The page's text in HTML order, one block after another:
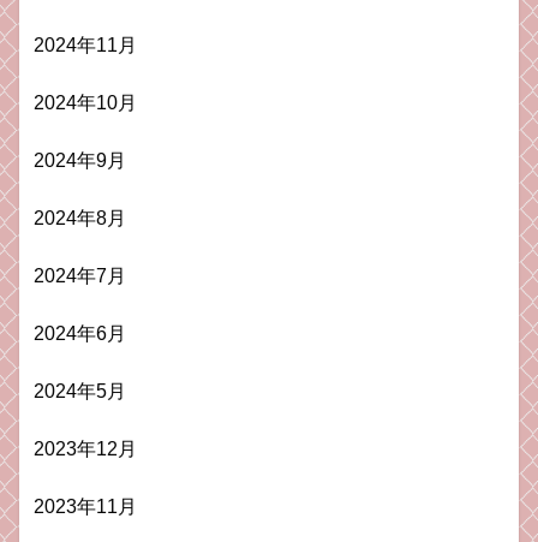
2024年11月
2024年10月
2024年9月
2024年8月
2024年7月
2024年6月
2024年5月
2023年12月
2023年11月